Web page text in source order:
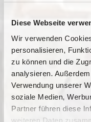
Diese Webseite
Wir verwenden
personalisieren,
zu können und die
analysieren.
Verwendung unserer
soziale Medien,
Partner führen diese
weiteren Daten
Dies